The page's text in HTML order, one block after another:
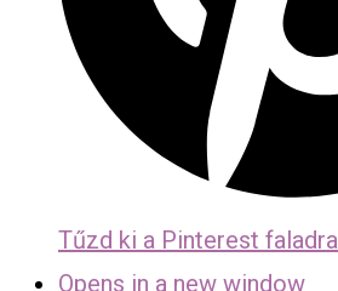
Tűzd ki a Pinterest faladra
Opens in a new window